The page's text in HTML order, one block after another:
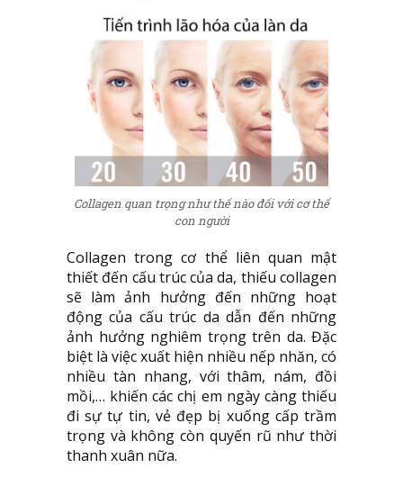
Collagen quan trọng như thế nào đối với cơ thể
con người
Collagen trong cơ thể liên quan mật
thiết đến cấu trúc của da, thiếu collagen
sẽ làm ảnh hưởng đến những hoạt
động của cấu trúc da dẫn đến những
ảnh hưởng nghiêm trọng trên da. Đặc
biệt là việc xuất hiện nhiều nếp nhăn, có
nhiều tàn nhang, với thâm, nám, đồi
mồi,… khiến các chị em ngày càng thiếu
đi sự tự tin, vẻ đẹp bị xuống cấp trầm
trọng và không còn quyến rũ như thời
thanh xuân nữa.